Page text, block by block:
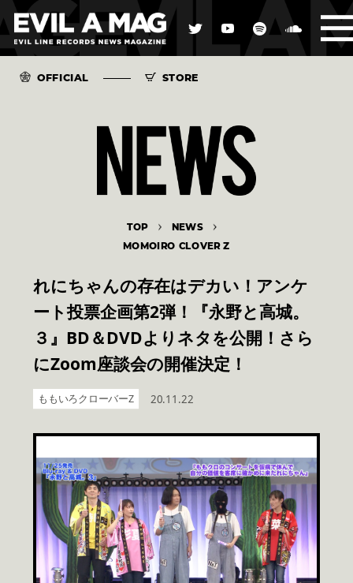
OFFICIAL STORE
TOP NEWS
MOMOIRO CLOVER Z
れにちゃんの存在はデカい！アンケ
ート投票企画第2弾！『永野と高城。
３』BD＆DVDよりネタを公開！さら
にZoom座談会の開催決定！
ももいろクローバーZ 20.11.22